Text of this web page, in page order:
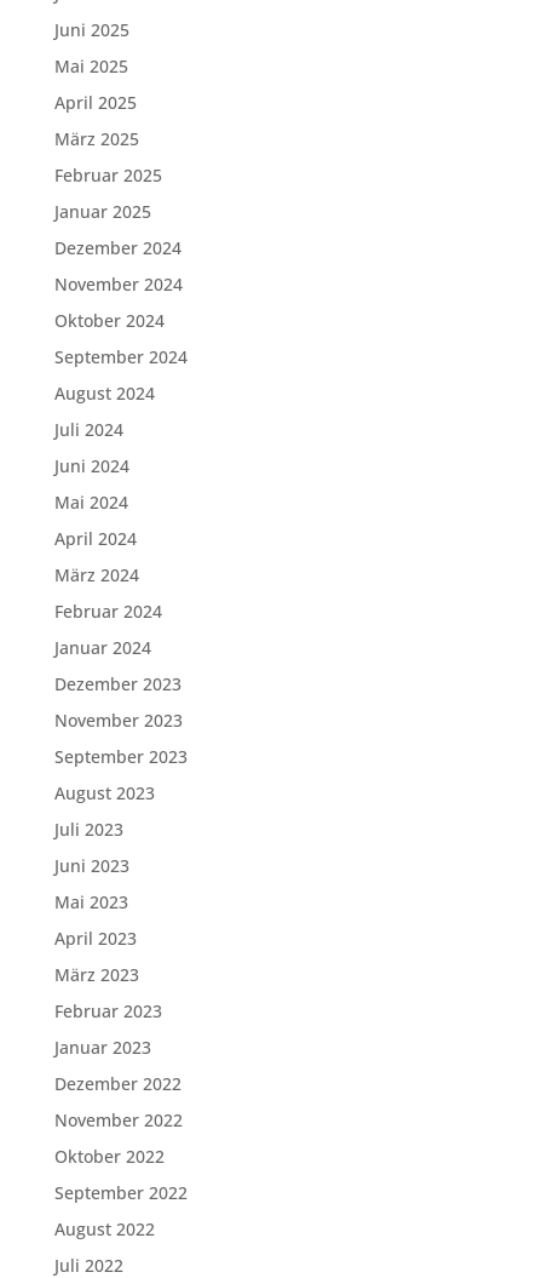
Juni 2025
Mai 2025
April 2025
März 2025
Februar 2025
Januar 2025
Dezember 2024
November 2024
Oktober 2024
September 2024
August 2024
Juli 2024
Juni 2024
Mai 2024
April 2024
März 2024
Februar 2024
Januar 2024
Dezember 2023
November 2023
September 2023
August 2023
Juli 2023
Juni 2023
Mai 2023
April 2023
März 2023
Februar 2023
Januar 2023
Dezember 2022
November 2022
Oktober 2022
September 2022
August 2022
Juli 2022